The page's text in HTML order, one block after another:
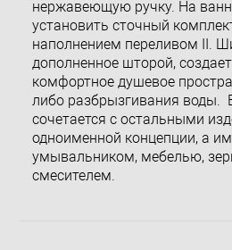
нержавеющую ручку. На
установить сточный
наполнением переливом II.
дополненное шторой,
комфортное душевое
либо разбрызгивания воды.
сочетается с остальными
одноименной концепции, а
умывальником, мебелью,
смесителем.